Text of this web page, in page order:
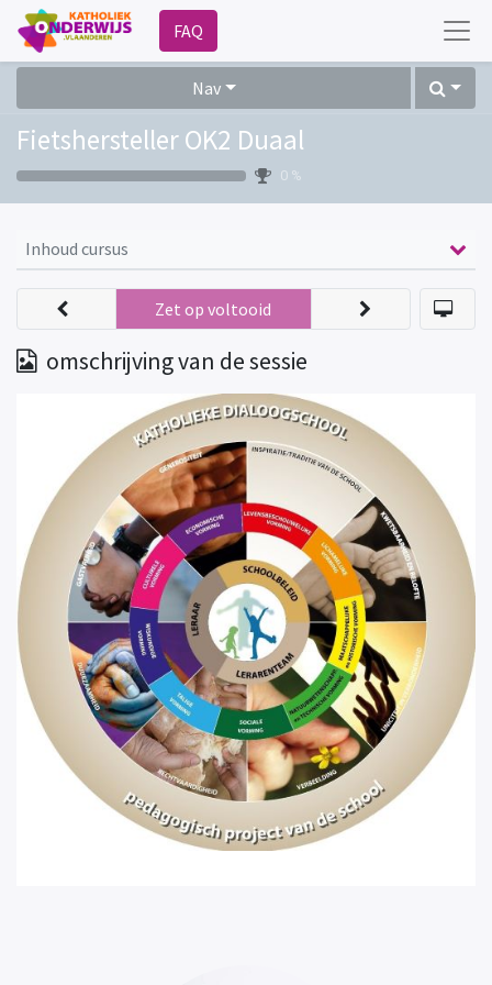
FAQ
Nav
Fietshersteller OK2 Duaal
0 %
Inhoud cursus
omschrijving van de sessie
Zet op voltooid